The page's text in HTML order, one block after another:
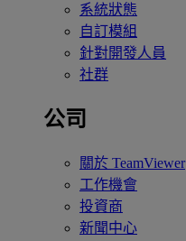
系統狀態
自訂模組
針對開發人員
社群
公司
關於 TeamViewer
工作機會
投資商
新聞中心